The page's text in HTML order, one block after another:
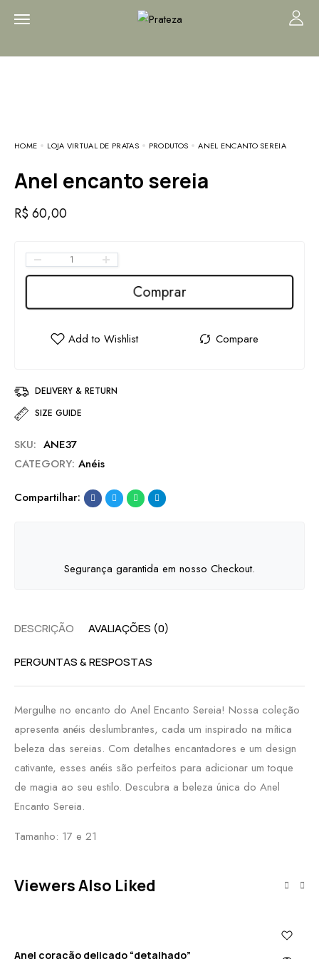
HOME LOJA VIRTUAL DE PRATAS PRODUTOS ANEL ENCANTO SEREIA
Anel encanto sereia
R$60,00
Comprar
DELIVERY & RETURN
SIZE GUIDE
SKU: ANE37
CATEGORY: Anéis
Compartilhar:
Segurança garantida em nosso Checkout.
DESCRIÇÃO AVALIAÇÕES (0)
PERGUNTAS & RESPOSTAS
Mergulhe no encanto do Anel Encanto Sereia! Nossa coleção
apresenta anéis deslumbrantes, cada um inspirado na mítica
beleza das sereias. Com detalhes encantadores e um design
cativante, esses anéis são perfeitos para adicionar um toque
de magia ao seu estilo. Descubra a beleza única do Anel
Encanto Sereia.
Tamanho: 17 e 21
Viewers Also Liked
Anel coração delicado “detalhado”